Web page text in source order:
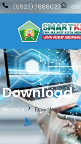
(0923) 7888023
Download
Beranda Download